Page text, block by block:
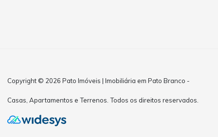
Copyright © 2026 Pato Imóveis | Imobiliária em Pato Branco -
Casas, Apartamentos e Terrenos. Todos os direitos reservados.